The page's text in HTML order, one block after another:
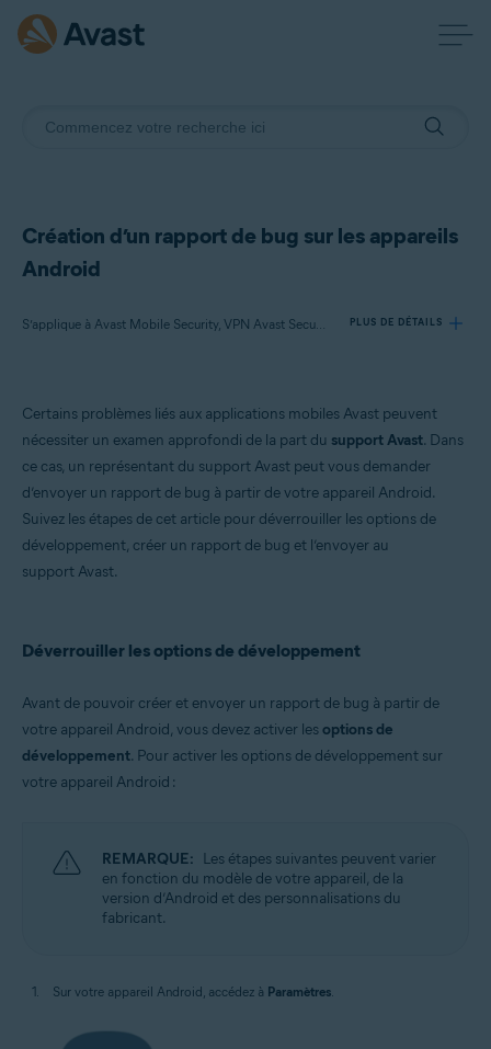
Création d’un rapport de bug sur les appareils
Android
S’applique à Avast Mobile Security, VPN Avast SecureLine, Avast Cleanup, Avast Secure Browser, Avast Passwords, Avast AntiTrack PLUS DE DÉTAILS
Produits:
Avast Mobile Security
Avast Cleanup
Avast Secure Browser
Avast Passwords
Systèmes d'exploitation:
Certains problèmes liés aux applications mobiles Avast peuvent
nécessiter un examen approfondi de la part du support Avast. Dans
ce cas, un représentant du support Avast peut vous demander
d’envoyer un rapport de bug à partir de votre appareil Android.
Suivez les étapes de cet article pour déverrouiller les options de
développement, créer un rapport de bug et l’envoyer au
support Avast.
Déverrouiller les options de développement
Avant de pouvoir créer et envoyer un rapport de bug à partir de
votre appareil Android, vous devez activer lesoptions de
développement. Pour activer les options de développement sur
votre appareil Android :
REMARQUE: Les étapes suivantes peuvent varier
en fonction du modèle de votre appareil, de la
version d’Android et des personnalisations du
fabricant.
Sur votre appareil Android, accédez à Paramètres.